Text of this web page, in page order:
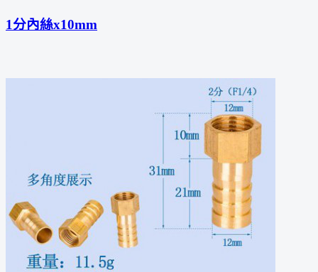
1分內絲x10mm